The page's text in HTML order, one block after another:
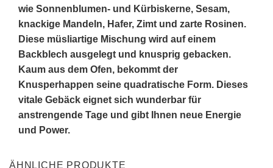
wie Sonnenblumen- und Kürbiskerne, Sesam,
knackige Mandeln, Hafer, Zimt und zarte Rosinen.
Diese müsliartige Mischung wird auf einem
Backblech ausgelegt und knusprig gebacken.
Kaum aus dem Ofen, bekommt der
Knusperhappen seine quadratische Form. Dieses
vitale Gebäck eignet sich wunderbar für
anstrengende Tage und gibt Ihnen neue Energie
und Power.
ÄHNLICHE PRODUKTE